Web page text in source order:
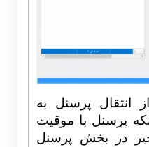
انتقال پرسنل به
پرسنل با موقیت
خیر در بخش پرسنل